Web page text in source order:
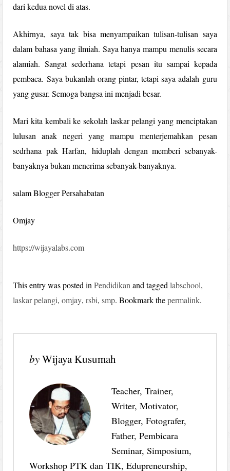
dari kedua novel di atas.
Akhirnya, saya tak bisa menyampaikan tulisan-tulisan saya
dalam bahasa yang ilmiah. Saya hanya mampu menulis secara
alamiah. Sangat sederhana tetapi pesan itu sampai kepada
pembaca. Saya bukanlah orang pintar, tetapi saya adalah guru
yang gusar. Semoga bangsa ini menjadi besar.
Mari kita kembali ke sekolah laskar pelangi yang menciptakan
lulusan anak negeri yang mampu menterjemahkan pesan
sedrhana pak Harfan, hiduplah dengan memberi sebanyak-
banyaknya bukan menerima sebanyak-banyaknya.
salam Blogger Persahabatan
Omjay
https://wijayalabs.com
This entry was posted inPendidikanand taggedlabschool,
laskar pelangi,omjay,rsbi,smp. Bookmark thepermalink.
byWijaya Kusumah
Teacher, Trainer,
Writer, Motivator,
Blogger, Fotografer,
Father, Pembicara
Seminar, Simposium,
Workshop PTK dan TIK, Edupreneurship,